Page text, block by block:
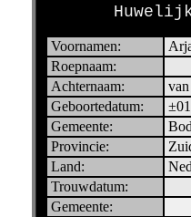
Voornamen:
Roepnaam:
Achternaam:
Geboortedatum:
Gemeente:
Provincie:
Land:
Trouwdatum:
Gemeente: